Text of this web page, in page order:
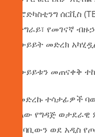
ብሮድካስቲንግ ሰርቪስ
በትግራይ፣ የመገናኛ
የውይይት መድረክ
የውይይቱን መጠናቀቅ
የመድረኩ ተሳታፊዎች
ያለው የግዳጅ ወታደራዊ
አካባቢውን ወደ አዲስ